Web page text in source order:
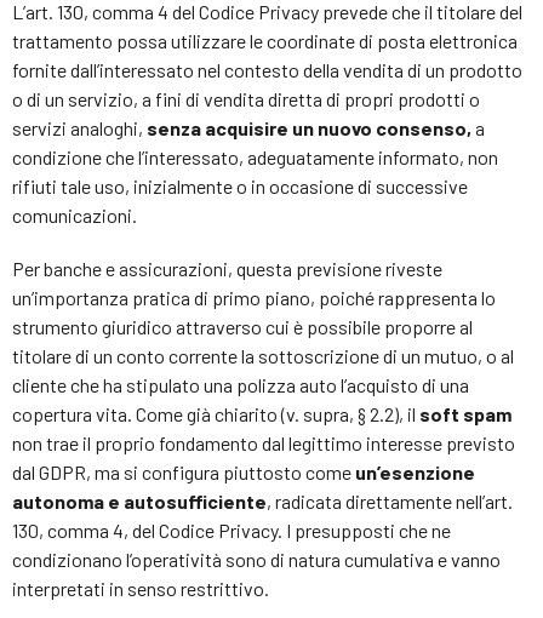
L’art. 130, comma 4 del Codice Privacy prevede che il titolare del
trattamento possa utilizzare le coordinate di posta elettronica
fornite dall’interessato nel contesto della vendita di un prodotto
o di un servizio, a fini di vendita diretta di propri prodotti o
servizi analoghi, senza acquisire un nuovo consenso, a
condizione che l’interessato, adeguatamente informato, non
rifiuti tale uso, inizialmente o in occasione di successive
comunicazioni.
Per banche e assicurazioni, questa previsione riveste
un’importanza pratica di primo piano, poiché rappresenta lo
strumento giuridico attraverso cui è possibile proporre al
titolare di un conto corrente la sottoscrizione di un mutuo, o al
cliente che ha stipulato una polizza auto l’acquisto di una
copertura vita. Come già chiarito (v. supra, § 2.2), il soft spam
non trae il proprio fondamento dal legittimo interesse previsto
dal GDPR, ma si configura piuttosto come un’esenzione
autonoma e autosufficiente, radicata direttamente nell’art.
130, comma 4, del Codice Privacy. I presupposti che ne
condizionano l’operatività sono di natura cumulativa e vanno
interpretati in senso restrittivo.